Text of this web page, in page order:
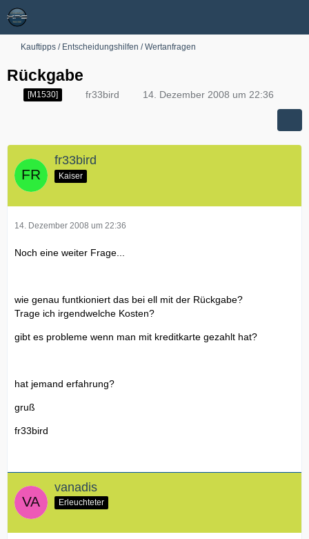
Kauftipps / Entscheidungshilfen / Wertanfragen
Rückgabe
[M1530] fr33bird 14. Dezember 2008 um 22:36
fr33bird
Kaiser
14. Dezember 2008 um 22:36
Noch eine weiter Frage...
wie genau funtkioniert das bei ell mit der Rückgabe?
Trage ich irgendwelche Kosten?
gibt es probleme wenn man mit kreditkarte gezahlt hat?
hat jemand erfahrung?
gruß
fr33bird
vanadis
Erleuchteter